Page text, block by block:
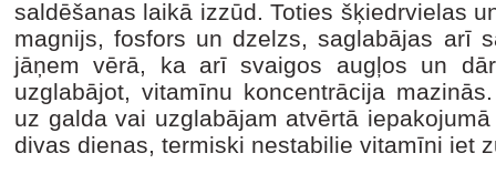
saldēšanas laikā izzūd. Toties šķiedrvielas
magnijs, fosfors un dzelzs, saglabājas arī
jāņem vērā, ka arī svaigos augļos un
uzglabājot, vitamīnu koncentrācija
uz galda vai uzglabājam atvērtā
divas dienas, termiski nestabilie vitamīni iet